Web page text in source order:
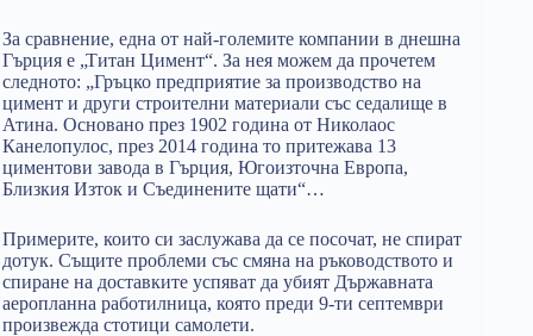
За сравнение, една от най-големите компании в днешна
Гърция е „Титан Цимент“. За нея можем да прочетем
следното: „Гръцко предприятие за производство на
цимент и други строителни материали със седалище в
Атина. Основано през 1902 година от Николаос
Канелопулос, през 2014 година то притежава 13
циментови завода в Гърция, Югоизточна Европа,
Близкия Изток и Съединените щати“…
Примерите, които си заслужава да се посочат, не спират
дотук. Същите проблеми със смяна на ръководството и
спиране на доставките успяват да убият Държавната
аеропланна работилница, която преди 9-ти септември
произвежда стотици самолети.